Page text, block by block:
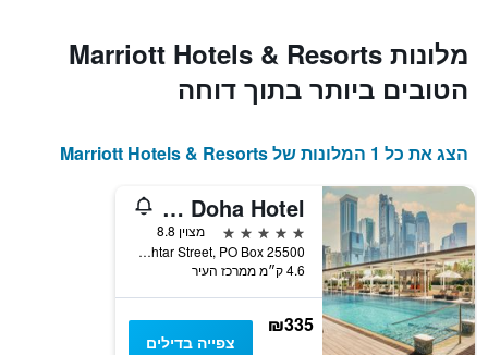
מלונות Marriott Hotels & Resorts
הטובים ביותר בתוך דוחה
הצג את כל 1 המלונות של Marriott Hotels & Resorts
Marriott Marquis City Center Doha Hotel
5 כוכבים
מצוין 8.8
West Bay City Center, Omar Al Mukhtar Street, PO Box 25500, דוחה, קטאר
4.6 ק״מ ממרכז העיר
₪335
צפייה בדילים